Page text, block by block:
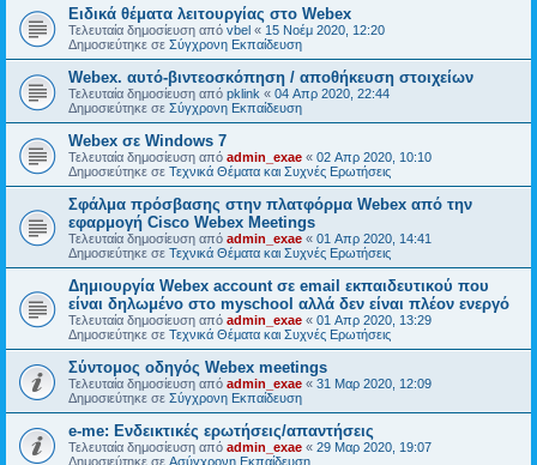
Ειδικά θέματα λειτουργίας στο Webex
Τελευταία δημοσίευση από vbel « 15 Νοέμ 2020, 12:20
Δημοσιεύτηκε σε Σύγχρονη Εκπαίδευση
Webex. αυτό-βιντεοσκόπηση / αποθήκευση στοιχείων
Τελευταία δημοσίευση από pklink « 04 Απρ 2020, 22:44
Δημοσιεύτηκε σε Σύγχρονη Εκπαίδευση
Webex σε Windows 7
Τελευταία δημοσίευση από admin_exae « 02 Απρ 2020, 10:10
Δημοσιεύτηκε σε Τεχνικά Θέματα και Συχνές Ερωτήσεις
Σφάλμα πρόσβασης στην πλατφόρμα Webex από την
εφαρμογή Cisco Webex Meetings
Τελευταία δημοσίευση από admin_exae « 01 Απρ 2020, 14:41
Δημοσιεύτηκε σε Τεχνικά Θέματα και Συχνές Ερωτήσεις
Δημιουργία Webex account σε email εκπαιδευτικού που
είναι δηλωμένο στο myschool αλλά δεν είναι πλέον ενεργό
Τελευταία δημοσίευση από admin_exae « 01 Απρ 2020, 13:29
Δημοσιεύτηκε σε Τεχνικά Θέματα και Συχνές Ερωτήσεις
Σύντομος οδηγός Webex meetings
Τελευταία δημοσίευση από admin_exae « 31 Μαρ 2020, 12:09
Δημοσιεύτηκε σε Σύγχρονη Εκπαίδευση
e-me: Ενδεικτικές ερωτήσεις/απαντήσεις
Τελευταία δημοσίευση από admin_exae « 29 Μαρ 2020, 19:07
Δημοσιεύτηκε σε Ασύγχρονη Εκπαίδευση